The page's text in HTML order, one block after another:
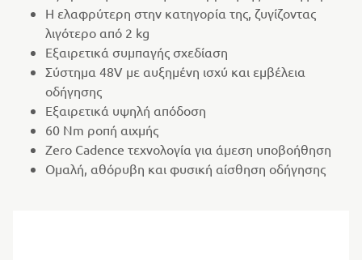
Η ελαφρύτερη στην κατηγορία της, ζυγίζοντας
λιγότερο από 2 kg
Εξαιρετικά συμπαγής σχεδίαση
Σύστημα 48V με αυξημένη ισχύ και εμβέλεια
οδήγησης
Εξαιρετικά υψηλή απόδοση
60 Nm ροπή αιχμής
Zero Cadence τεχνολογία για άμεση υποβοήθηση
Ομαλή, αθόρυβη και φυσική αίσθηση οδήγησης